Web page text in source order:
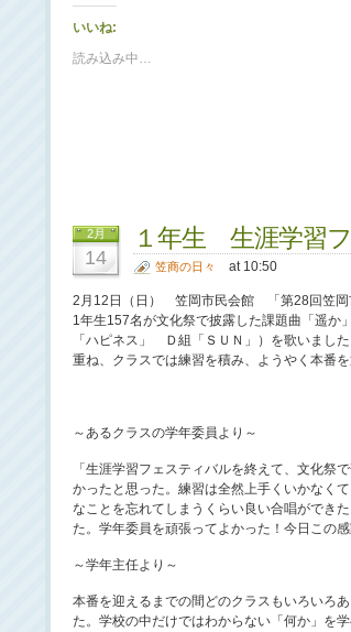
いいね:
読み込み中…
2月
14
１年生 生涯学習
at 10:50
笠商の日々
2月12日（日） 笠岡市民会館 「第28回笠岡
1年生157名が文化祭で披露した課題曲「遥
「ハピネス」 Ｄ組「ＳＵＮ」）を歌いまし
重ね、クラスでは練習を積み、ようやく本番
～あるクラスの学年委員より～
「生涯学習フェスティバルを終えて、文化祭
かったと思った。練習は全然上手くいかなく
なことを忘れてしまうくらい良い合唱ができ
た。学年委員を頑張ってよかった！今日この
～学年主任より～
本番を迎えるまでの間どのクラスもいろいろ
た。学校の中だけではわからない「何か」を